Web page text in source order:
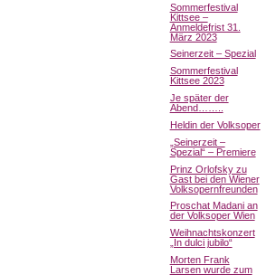
Sommerfestival
Kittsee –
Anmeldefrist 31.
März 2023
Seinerzeit – Spezial
Sommerfestival
Kittsee 2023
Je später der
Abend……..
Heldin der Volksoper
„Seinerzeit –
Spezial“ – Premiere
Prinz Orlofsky zu
Gast bei den Wiener
Volksopernfreunden
Proschat Madani an
der Volksoper Wien
Weihnachtskonzert
„In dulci jubilo“
Morten Frank
Larsen wurde zum